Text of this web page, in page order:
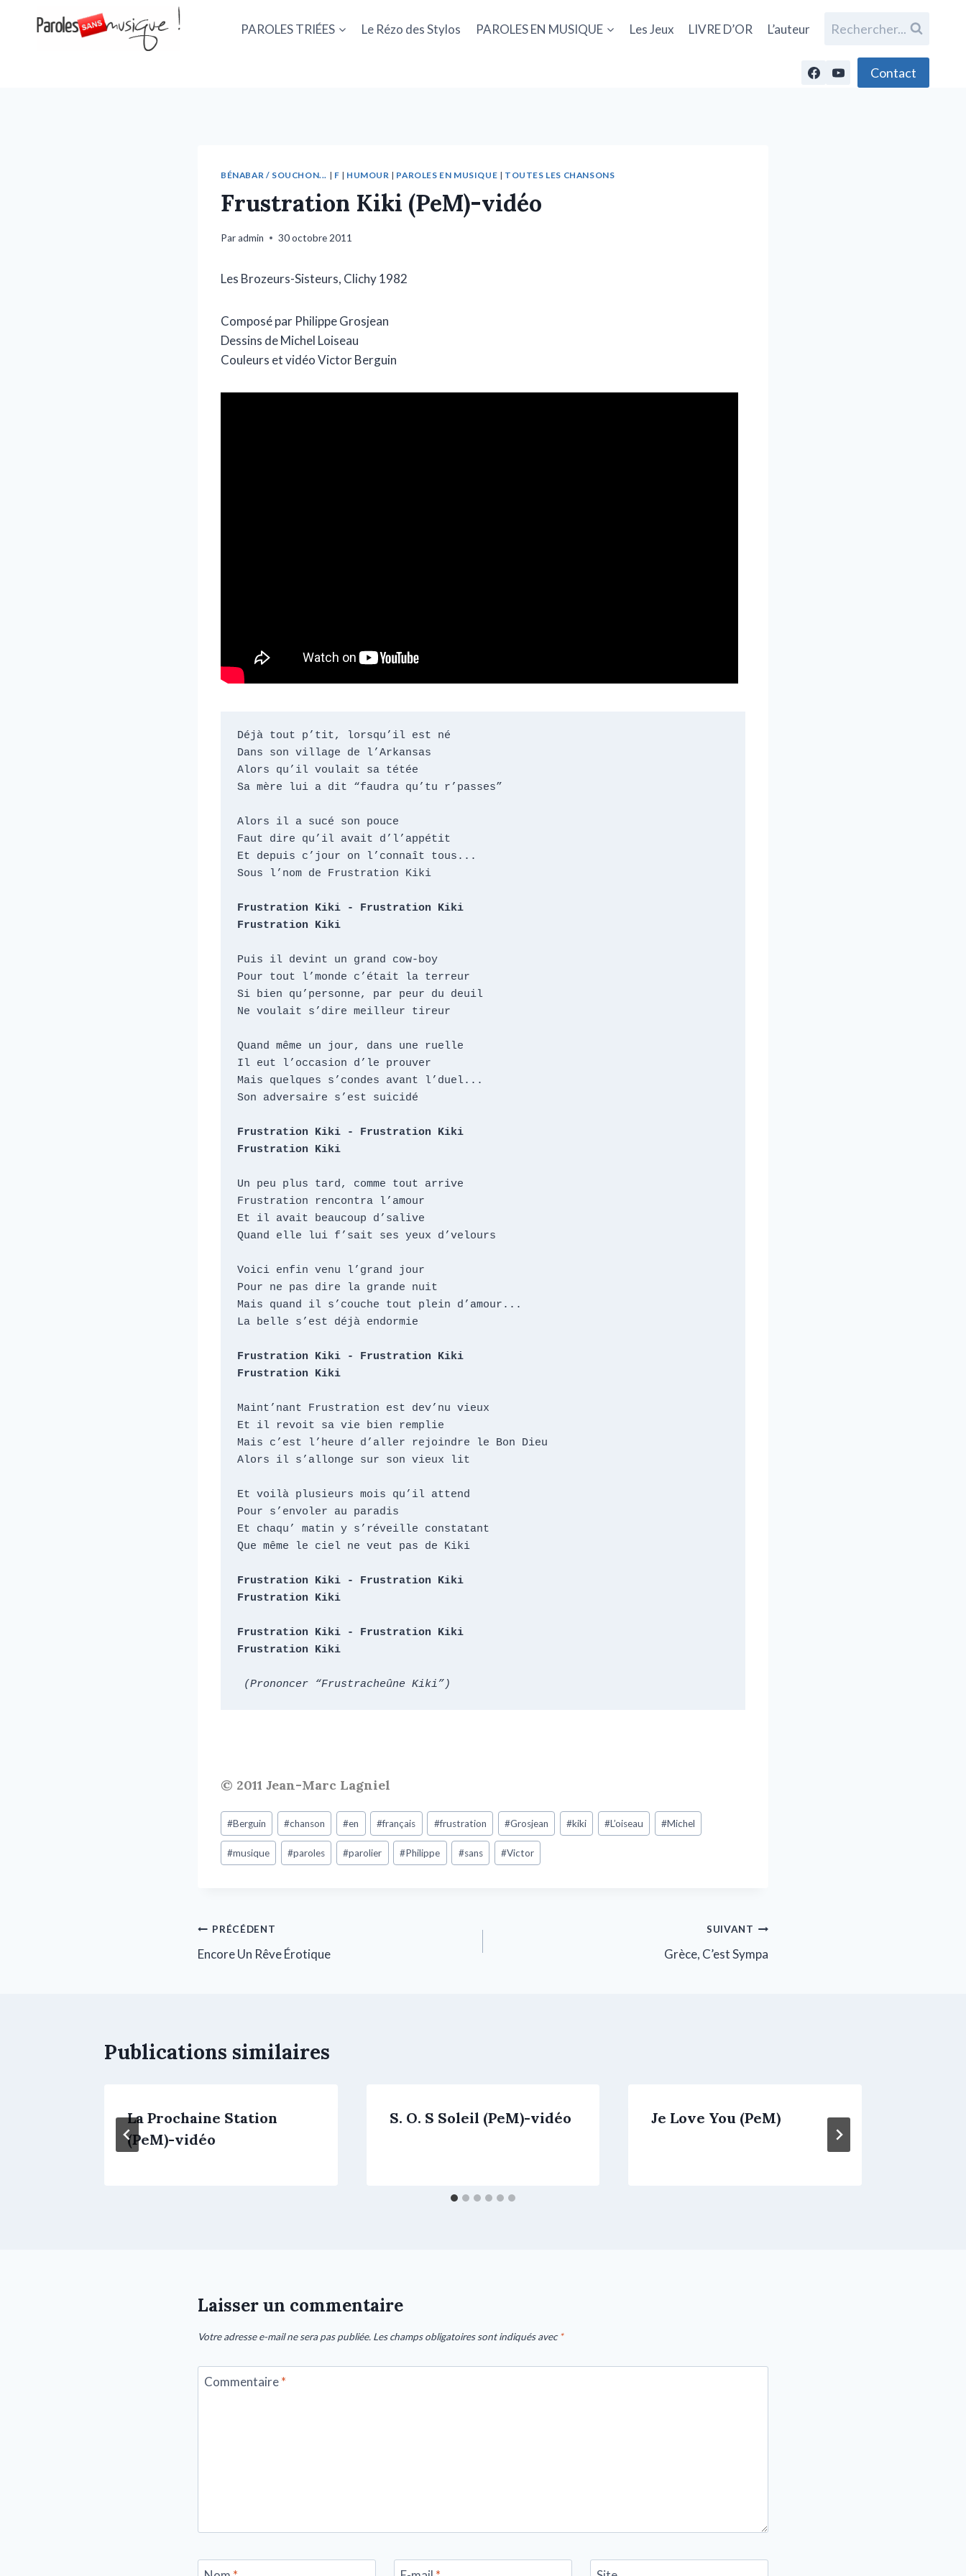
PAROLES TRIÉES Le Rézo des Stylos PAROLES EN MUSIQUE Les Jeux LIVRE D’OR L’auteur Rechercher...
Contact
BÉNABAR / SOUCHON... | F | HUMOUR | PAROLES EN MUSIQUE | TOUTES LES CHANSONS
Frustration Kiki (PeM)-vidéo
Paradmin 30 octobre 2011
Les Brozeurs-Sisteurs, Clichy 1982
Composé par Philippe Grosjean
Dessins de Michel Loiseau
Couleurs et vidéo Victor Berguin
Déjà tout p’tit, lorsqu’il est né
Dans son village de l’Arkansas
Alors qu’il voulait sa tétée
Sa mère lui a dit “faudra qu’tu r’passes”
Alors il a sucé son pouce
Faut dire qu’il avait d’l’appétit
Et depuis c’jour on l’connaît tous...
Sous l’nom de Frustration Kiki
Frustration Kiki - Frustration Kiki
Frustration Kiki
Puis il devint un grand cow-boy
Pour tout l’monde c’était la terreur
Si bien qu’personne, par peur du deuil
Ne voulait s’dire meilleur tireur
Quand même un jour, dans une ruelle
Il eut l’occasion d’le prouver
Mais quelques s’condes avant l’duel...
Son adversaire s’est suicidé
Frustration Kiki - Frustration Kiki
Frustration Kiki
Un peu plus tard, comme tout arrive
Frustration rencontra l’amour
Et il avait beaucoup d’salive
Quand elle lui f’sait ses yeux d’velours
Voici enfin venu l’grand jour
Pour ne pas dire la grande nuit
Mais quand il s’couche tout plein d’amour...
La belle s’est déjà endormie
Frustration Kiki - Frustration Kiki
Frustration Kiki
Maint’nant Frustration est dev’nu vieux
Et il revoit sa vie bien remplie
Mais c’est l’heure d’aller rejoindre le Bon Dieu
Alors il s’allonge sur son vieux lit
Et voilà plusieurs mois qu’il attend
Pour s’envoler au paradis
Et chaqu’ matin y s’réveille constatant
Que même le ciel ne veut pas de Kiki
Frustration Kiki - Frustration Kiki
Frustration Kiki
Frustration Kiki - Frustration Kiki
Frustration Kiki
(Prononcer “Frustracheûne Kiki”)
© 2011 Jean-Marc Lagniel
#Berguin #chanson #en #français #frustration #Grosjean #kiki #L’oiseau #Michel
#musique #paroles #parolier #Philippe #sans #Victor
PRÉCÉDENT
Encore Un Rêve Érotique
SUIVANT
Grèce, C’est Sympa
Publications similaires
La Prochaine Station
(PeM)-vidéo
S. O. S Soleil (PeM)-vidéo Je Love You (PeM)
Laisser un commentaire
Votre adresse e-mail ne sera pas publiée. Les champs obligatoires sont indiqués avec*
Commentaire*